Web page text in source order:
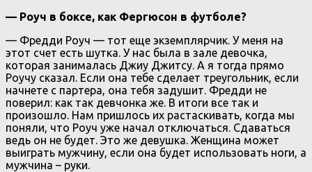
— Роуч в боксе, как Фергюсон в футболе?
— Фредди Роуч — тот еще экземплярчик. У меня на
этот счет есть шутка. У нас была в зале девочка,
которая занималась Джиу Джитсу. А я тогда прямо
Роучу сказал. Если она тебе сделает треугольник, если
начнете с партера, она тебя задушит. Фредди не
поверил: как так девчонка же. В итоги все так и
произошло. Нам пришлось их растаскивать, когда мы
поняли, что Роуч уже начал отключаться. Сдаваться
ведь он не будет. Это же девушка. Женщина может
выиграть мужчину, если она будет использовать ноги, а
мужчина – руки.